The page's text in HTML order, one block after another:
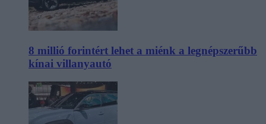
8 millió forintért lehet a miénk a legnépszerűbb
kínai villanyautó